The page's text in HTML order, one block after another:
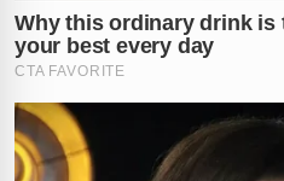
Buscas e
Emergência
Logo após a queda, o pânico
presentes e as equipes de